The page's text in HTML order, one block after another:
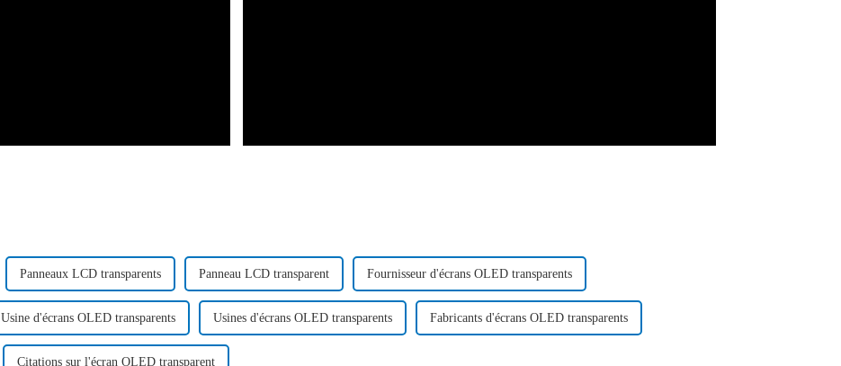
Panneaux LCD transparents Panneau LCD transparent Fournisseur d'écrans OLED transparents
Usine d'écrans OLED transparents Usines d'écrans OLED transparents Fabricants d'écrans OLED transparents
Citations sur l'écran OLED transparent